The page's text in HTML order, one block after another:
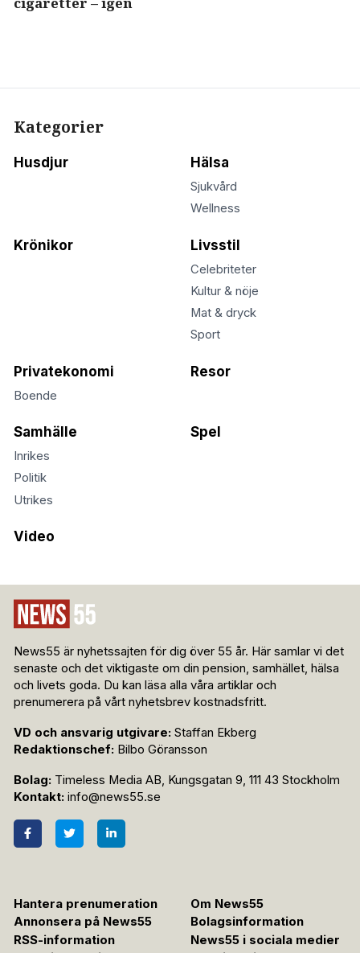
Kategorier
Husdjur Hälsa
Sjukvård
Wellness
Krönikor Livsstil
Celebriteter
Kultur & nöje
Mat & dryck
Sport
Privatekonomi
Boende
Resor
Samhälle
Inrikes
Politik
Utrikes
Spel
Video
News55 är nyhetssajten för dig över 55 år. Här samlar vi det
senaste och det viktigaste om din pension, samhället, hälsa
och livets goda. Du kan läsa alla våra artiklar och
prenumerera på vårt nyhetsbrev kostnadsfritt.
VD och ansvarig utgivare: Staffan Ekberg
Redaktionschef: Bilbo Göransson
Bolag: Timeless Media AB, Kungsgatan 9, 111 43 Stockholm
Kontakt: info@news55.se
Hantera prenumeration
Om News55
Annonsera på News55
Bolagsinformation
RSS-information
News55 i sociala medier